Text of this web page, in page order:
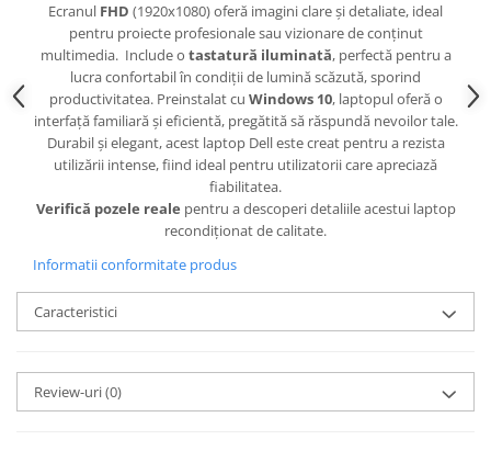
Ecranul FHD (1920x1080) oferă imagini clare și detaliate, ideal
pentru proiecte profesionale sau vizionare de conținut
multimedia. Include o tastatură iluminată, perfectă pentru a
lucra confortabil în condiții de lumină scăzută, sporind
productivitatea. Preinstalat cu Windows 10, laptopul oferă o
interfață familiară și eficientă, pregătită să răspundă nevoilor tale.
Durabil și elegant, acest laptop Dell este creat pentru a rezista
utilizării intense, fiind ideal pentru utilizatorii care apreciază
fiabilitatea.
Verifică pozele reale pentru a descoperi detaliile acestui laptop
recondiționat de calitate.
Informatii conformitate produs
Caracteristici
Review-uri(0)